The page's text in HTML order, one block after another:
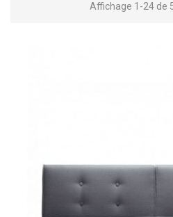
Affichage 1-24 de